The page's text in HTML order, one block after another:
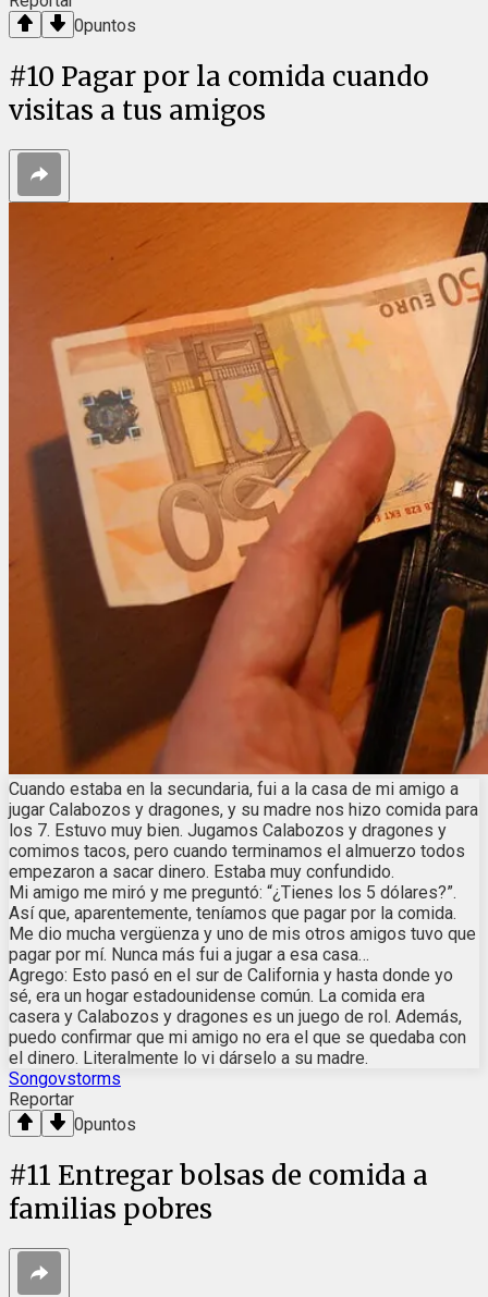
0puntos
#10 Pagar por la comida cuando
visitas a tus amigos
Cuando estaba en la secundaria, fui a la casa de mi amigo a
jugar Calabozos y dragones, y su madre nos hizo comida para
los 7. Estuvo muy bien. Jugamos Calabozos y dragones y
comimos tacos, pero cuando terminamos el almuerzo todos
empezaron a sacar dinero. Estaba muy confundido.
Mi amigo me miró y me preguntó: “¿Tienes los 5 dólares?”.
Así que, aparentemente, teníamos que pagar por la comida.
Me dio mucha vergüenza y uno de mis otros amigos tuvo que
pagar por mí. Nunca más fui a jugar a esa casa…
Agrego: Esto pasó en el sur de California y hasta donde yo
sé, era un hogar estadounidense común. La comida era
casera y Calabozos y dragones es un juego de rol. Además,
puedo confirmar que mi amigo no era el que se quedaba con
el dinero. Literalmente lo vi dárselo a su madre.
Songovstorms
Reportar
0puntos
#11 Entregar bolsas de comida a
familias pobres